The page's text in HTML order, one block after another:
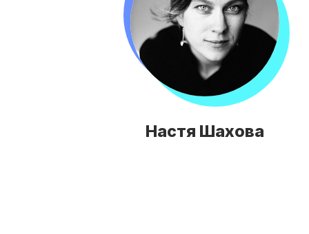
Настя Шахова